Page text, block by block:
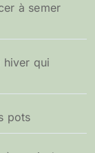
à semer
hiver qui
pots